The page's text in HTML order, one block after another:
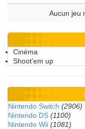
Aucun jeu
Cinéma
Shoot'em up
Nintendo Switch (2906)
Nintendo DS (1100)
Nintendo Wii (1081)